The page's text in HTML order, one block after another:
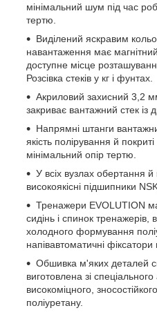
мінімальний шум під час
тертю.
Виділений яскравим
навантаження має
доступне місце
Розсівка стеків у кг і фунтах.
Акриловий захисний 3,2
закриває вантажний стек із
Напрямні штанги
якість полірування й
мінімальний опір тертю.
У всіх вузлах обертання
високоякісні підшипники
Тренажери EVOLUTION
сидінь і спинок тренажерів,
холодного формування
напівавтоматичні
Обшивка м'яких деталей
виготовлена зі спеціального
високоміцного,
поліуретану.